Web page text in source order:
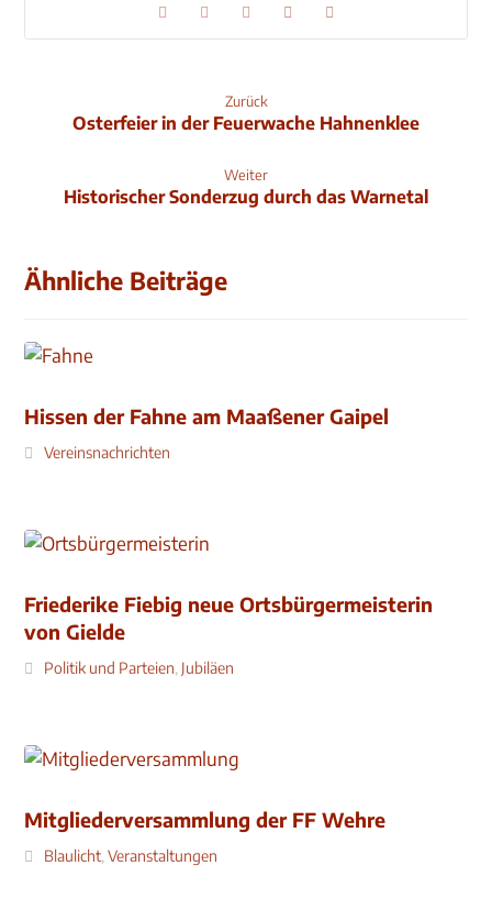
Zurück
Osterfeier in der Feuerwache Hahnenklee
Weiter
Historischer Sonderzug durch das Warnetal
Ähnliche Beiträge
Hissen der Fahne am Maaßener Gaipel
Vereinsnachrichten
Friederike Fiebig neue Ortsbürgermeisterin
von Gielde
Politik und Parteien, Jubiläen
Mitgliederversammlung der FF Wehre
Blaulicht,Veranstaltungen